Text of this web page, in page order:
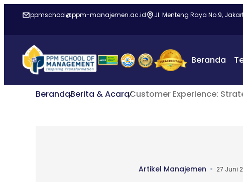
ppmschool@ppm-manajemen.ac.id Jl. Menteng Raya No.9,
Beranda
BerandaBerita & AcaraCustomer Experience:
Artikel Manajemen 27 Juni